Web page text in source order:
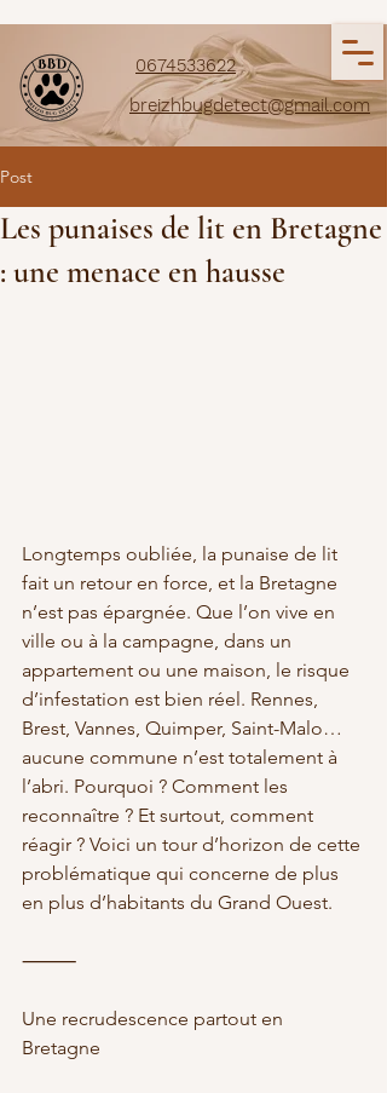
0674533622
breizhbugdetect@gmail.com
Post
Les punaises de lit en Bretagne
: une menace en hausse
Longtemps oubliée, la punaise de lit
fait un retour en force, et la Bretagne
n’est pas épargnée. Que l’on vive en
ville ou à la campagne, dans un
appartement ou une maison, le risque
d’infestation est bien réel. Rennes,
Brest, Vannes, Quimper, Saint-Malo…
aucune commune n’est totalement à
l’abri. Pourquoi ? Comment les
reconnaître ? Et surtout, comment
réagir ? Voici un tour d’horizon de cette
problématique qui concerne de plus
en plus d’habitants du Grand Ouest.
⸻
Une recrudescence partout en
Bretagne